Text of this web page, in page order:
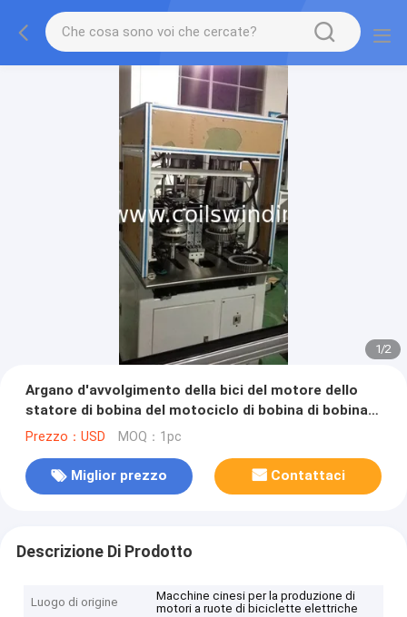
1/2
Argano d'avvolgimento della bici del motore dello
statore di bobina del motociclo di bobina di bobina
di bobina elettrica dell'ago
Prezzo：USD MOQ：1pc
Miglior prezzo Contattaci
Descrizione Di Prodotto
Luogo di origine
Macchine cinesi per la produzione di
motori a ruote di biciclette elettriche